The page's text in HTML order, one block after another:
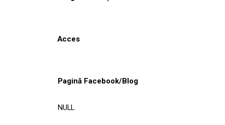
Acces
Pagină Facebook/Blog
NULL